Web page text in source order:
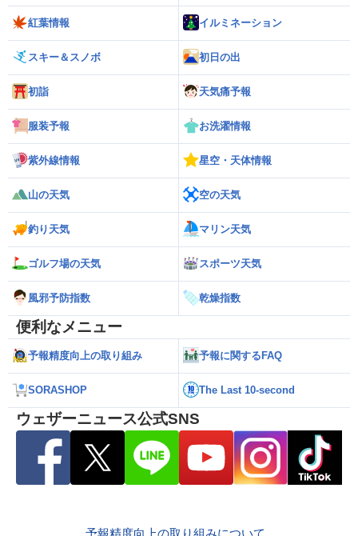
紅葉情報 イルミネーション
スキー＆スノボ 初日の出
初詣 天気痛予報
服装予報 お洗濯情報
紫外線情報 星空・天体情報
山の天気 空の天気
釣り天気 マリン天気
ゴルフ場の天気 スポーツ天気
風邪予防指数 乾燥指数
便利なメニュー
予報精度向上の取り組み 予報に関するFAQ
SORASHOP The Last 10-second
ウェザーニュース公式SNS
予報精度向上の取り組みについて